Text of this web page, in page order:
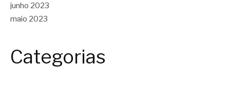
junho 2023
maio 2023
Categorias